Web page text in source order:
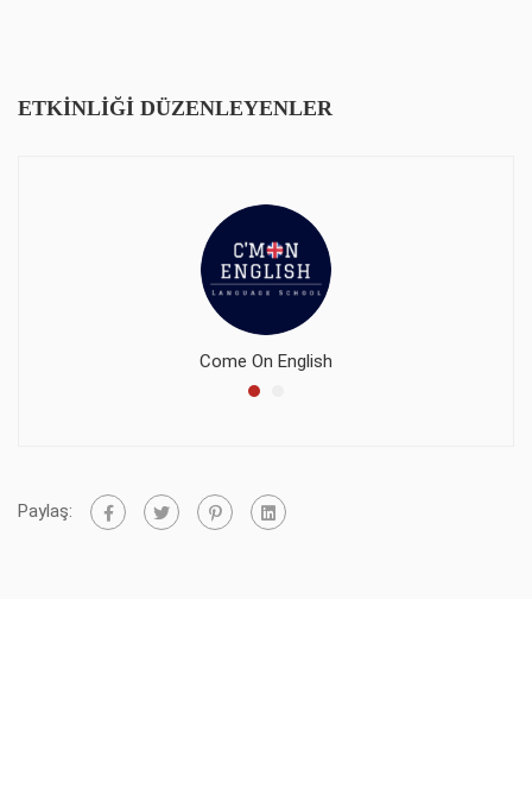
ETKINLIĞI DÜZENLEYENLER
Come On English
Paylaş: